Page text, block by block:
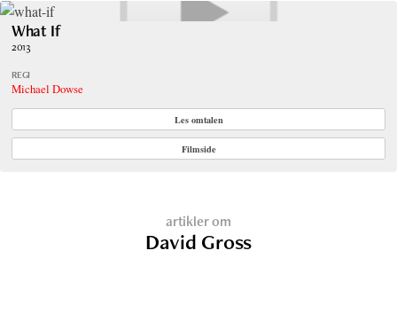
What If
2013
REGI
Michael Dowse
Les omtalen
Filmside
artikler om
David Gross